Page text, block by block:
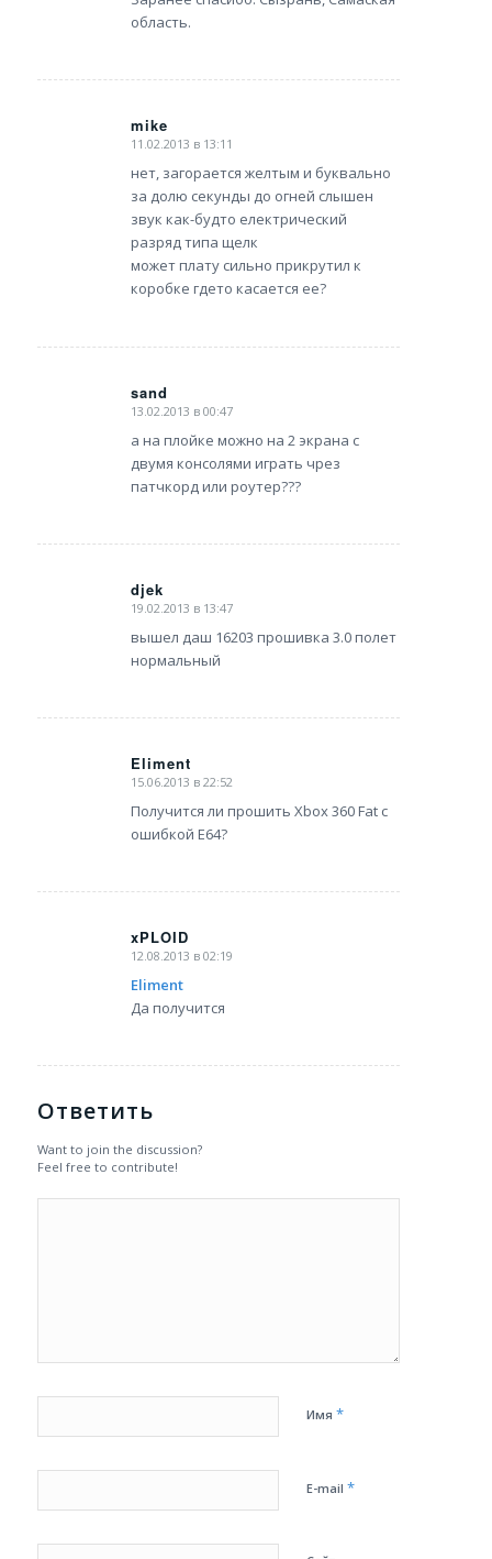
область.
mike
says:
11.02.2013 в 13:11
нет, загорается желтым и буквально
за долю секунды до огней слышен
звук как-будто електрический
разряд типа щелк
может плату сильно прикрутил к
коробке гдето касается ее?
sand
says:
13.02.2013 в 00:47
а на плойке можно на 2 экрана с
двумя консолями играть чрез
патчкорд или роутер???
djek
says:
19.02.2013 в 13:47
вышел даш 16203 прошивка 3.0 полет
нормальный
Eliment
says:
15.06.2013 в 22:52
Получится ли прошить Xbox 360 Fat с
ошибкой E64?
xPLOID
says:
12.08.2013 в 02:19
Eliment
Да получится
Ответить
Want to join the discussion?
Feel free to contribute!
Имя *
E-mail *